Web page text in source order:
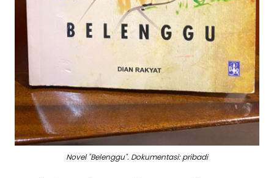
Novel "Belenggu". Dokumentasi: pribadi
Tentang
Retizen
Do's
and
Dont's
Rules
Cara